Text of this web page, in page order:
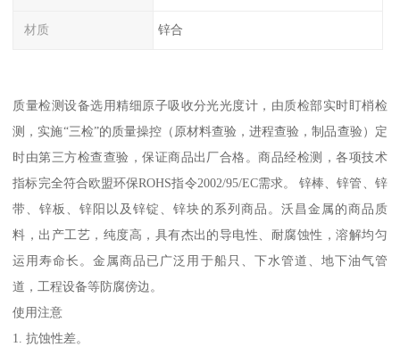
材质 锌合
质量检测设备选用精细原子吸收分光光度计，由质检部实时盯梢检
测，实施“三检”的质量操控（原材料查验，进程查验，制品查验）定
时由第三方检查查验，保证商品出厂合格。商品经检测，各项技术
指标完全符合欧盟环保ROHS指令2002/95/EC需求。 锌棒、锌管、锌
带、锌板、锌阳以及锌锭、锌块的系列商品。沃昌金属的商品质
料，出产工艺，纯度高，具有杰出的导电性、耐腐蚀性，溶解均匀
运用寿命长。金属商品已广泛用于船只、下水管道、地下油气管
道，工程设备等防腐傍边。
使用注意
1. 抗蚀性差。